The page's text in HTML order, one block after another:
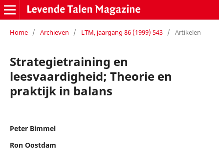
Home / Archieven / LTM, jaargang 86 (1999) 543 / Artikelen
Strategietraining en
leesvaardigheid; Theorie en
praktijk in balans
Peter Bimmel
Ron Oostdam